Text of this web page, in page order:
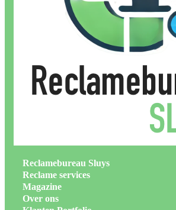
Reclamebureau Sluys
Reclame services
Magazine
Over ons